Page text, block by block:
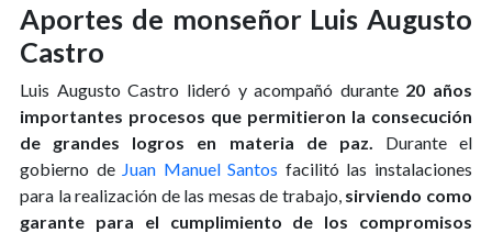
Aportes de monseñor Luis Augusto
Castro
Luis Augusto Castro lideró y acompañó durante 20 años
importantes procesos que permitieron la consecución
de grandes logros en materia de paz.
Durante el
gobierno de Juan Manuel Santos facilitó las instalaciones
para la realización de las mesas de trabajo, sirviendo como
garante para el cumplimiento de los compromisos